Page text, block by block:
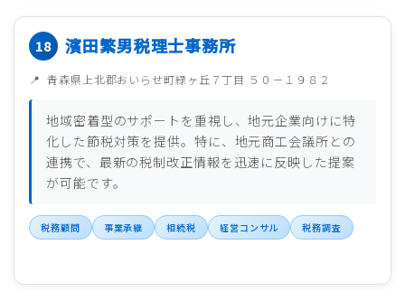
濱田繁男税理士事務所
青森県上北郡おいらせ町緑ヶ丘７丁目 ５０－１９８２
地域密着型のサポートを重視し、地元企業向けに特
化した節税対策を提供。特に、地元商工会議所との
連携で、最新の税制改正情報を迅速に反映した提案
が可能です。
税務顧問 事業承継 相続税 経営コンサル 税務調査